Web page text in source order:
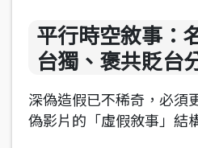
平行時空敘事：
台獨、褒共貶台
深偽造假已不稀奇，必須
偽影片的「虛假敘事」結